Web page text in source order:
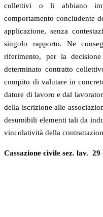
collettivi o li abbiano
comportamento concludente
applicazione, senza
singolo rapporto. Ne
riferimento, per la
determinato contratto
compito di valutare in
datore di lavoro e dal
della iscrizione alle
desumibili elementi tali da
vincolatività della
Cassazione civile sez. lav.